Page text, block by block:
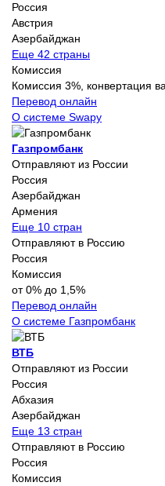
Россия
Австрия
Азербайджан
Еще 42 страны
Комиссия
Комиссия 3%, конвертация
Перевод онлайн
О системе Swapy
Газпромбанк
Отправляют из России
Россия
Азербайджан
Армения
Еще 10 стран
Отправляют в Россию
Россия
Комиссия
от 0% до 1,5%
Перевод онлайн
О системе Газпромбанк
ВТБ
Отправляют из России
Россия
Абхазия
Азербайджан
Еще 13 стран
Отправляют в Россию
Россия
Комиссия